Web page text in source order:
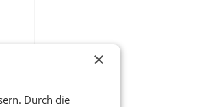
×
Durch die